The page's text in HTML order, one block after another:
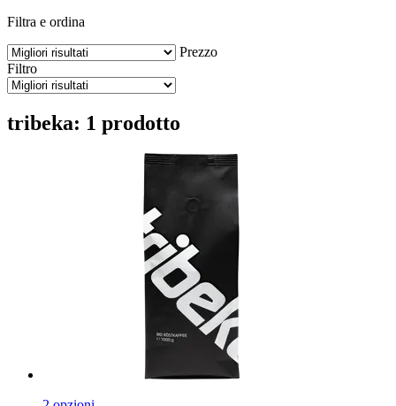
Filtra e ordina
Prezzo
Filtro
tribeka: 1 prodotto